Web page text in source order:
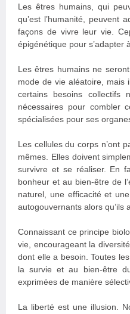
Les êtres humains, qui
qu’est l’humanité, peuvent
façons de vivre leur vie.
épigénétique pour s’adapter
Les êtres humains ne
mode de vie aléatoire, mais
certains besoins collectifs
nécessaires pour combler
spécialisées pour ses
Les cellules du corps n’ont
mêmes. Elles doivent
survivre et se réaliser. En
bonheur et au bien-être de
naturel, une efficacité et
autogouvernants alors qu’ils
Connaissant ce principe
vie, encourageant la
dont elle a besoin. Toutes
la survie et au bien-être
exprimées de manière
La liberté est une illusion.